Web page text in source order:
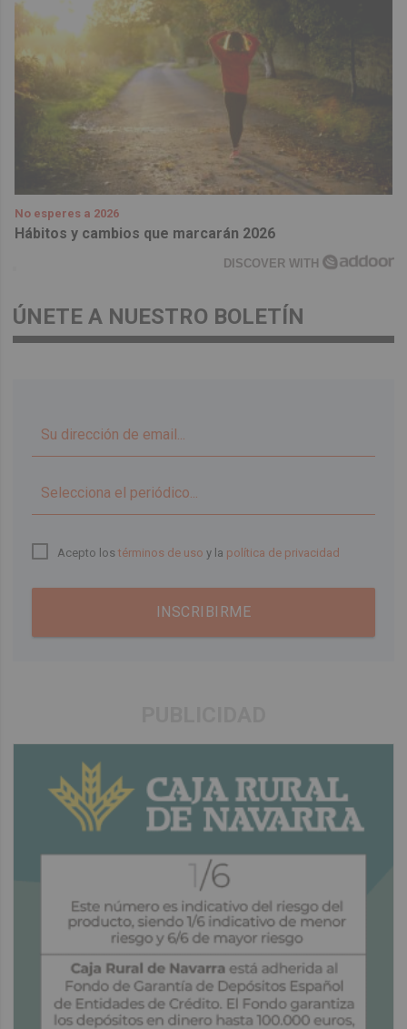
No esperes a 2026
Hábitos y cambios que marcarán 2026
DISCOVER WITH
ÚNETE A NUESTRO BOLETÍN
Acepto lostérminos de uso y la política de privacidad
INSCRIBIRME